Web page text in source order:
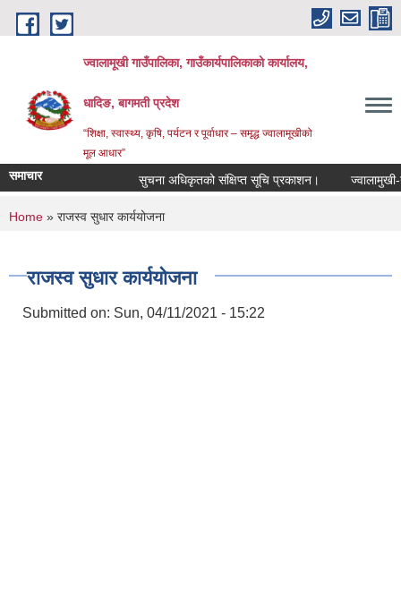
Skip to main content
ज्वालामूखी गाउँपालिका, गाउँकार्यपालिकाको कार्यालय,
धादिङ, बागमती प्रदेश
“शिक्षा, स्वास्थ्य, कृषि, पर्यटन र पूर्वाधार – समृद्ध ज्वालामूखीको
मूल आधार”
समाचार सुचना अधिकृतको संक्षिप्त सूचि प्रकाशन। ज्वालामुखी-
You are here
Home » राजस्व सुधार कार्ययोजना
राजस्व सुधार कार्ययोजना
Submitted on: Sun, 04/11/2021 - 15:22